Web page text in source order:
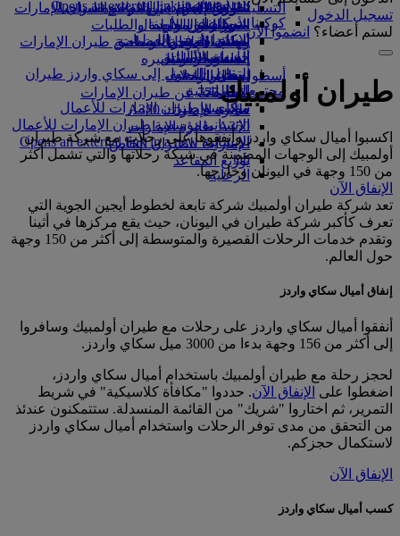
تناول الطعام في الدرجة السياحية
الممتازة
وجبات الدرجة السياحية
المشروبات
أسطول طائراتنا
بوينج 777
طائرة الإمارات A380
A350 طائرة الإمارات
الإمارات للطيران الخاص
توزيع المقاعد
السوق الحرة
متجرنا الرسمي
التسلية للأطفال
الترفيه عن الأطفال
ألعاب الأطفال
أنشطة للأطفال
in a new tab
كوكبنا
الاستدامة في العمليات
السياسة البيئية
التقارير البيئية
مجتمعاتنا المحلية
مؤسسة طيران الإمارات للأعمال
الإنسانيةمؤسسة طيران الإمارات للأعمال
الإنسانية Opens an external link in a new
tab
الرعاية
Opens an external link in a new tab
شركاؤنا
سكاي واردز رايل
حاسبة الأميال
تسجيل الدخول إلى سكاي واردز طيران
الإمارات
سكاي واردز+
السفر لأصحاب الهمم مع طيران الإمارات
المساعدة الخاصة والطلبات
تجربتكم على متن الطائرة
الأدوات والموارد
الهاتف المتحرك وتطبيق طيران الإمارات
إلغاء حجز أو تغييره
تعطل الرحلات
معلومات عن طيران الإمارات
تسجيل الدخول
لستم أعضاء؟ انضموا الآن
طيران أولمبيك
اكسبوا أميال سكاي واردز وأنفقوها على رحلات مع شركة طيران
أولمبيك إلى الوجهات المضمنة في شبكة رحلاتها والتي تشمل أكثر
من 150 وجهة في اليونان وخارجها.
الإنفاق الآن
تعد شركة طيران أولمبيك شركة تابعة لخطوط أيجين الجوية التي
تعرف كأكبر شركة طيران في اليونان، حيث يقع مركزها في أثينا
وتقدم خدمات الرحلات القصيرة والمتوسطة إلى أكثر من 150 وجهة
حول العالم.
إنفاق أميال سكاي واردز
أنفقوا أميال سكاي واردز على رحلات مع طيران أولمبيك وسافروا
إلى أكثر من 156 وجهة بدءا من 3000 ميل سكاي واردز.
لحجز رحلة مع طيران أولمبيك باستخدام أميال سكاي واردز،
اضغطوا على الإنفاق الآن. حددوا "مكافأة كلاسيكية" في شريط
التمرير، ثم اختاروا "شريك" من القائمة المنسدلة. ستتمكنون عندئذ
من التحقق من مدى توفر الرحلات واستخدام أميال سكاي واردز
لاستكمال حجزكم.
الإنفاق الآن
كسب أميال سكاي واردز